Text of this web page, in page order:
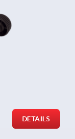
DETAILS